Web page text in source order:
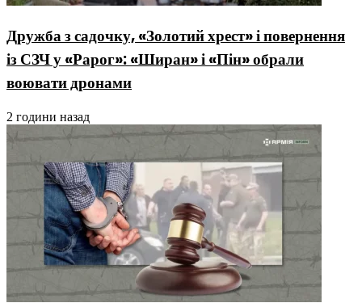
Дружба з садочку, «Золотий хрест» і повернення
із СЗЧ у «Рарог»: «Ширан» і «Пін» обрали
воювати дронами
2 години назад